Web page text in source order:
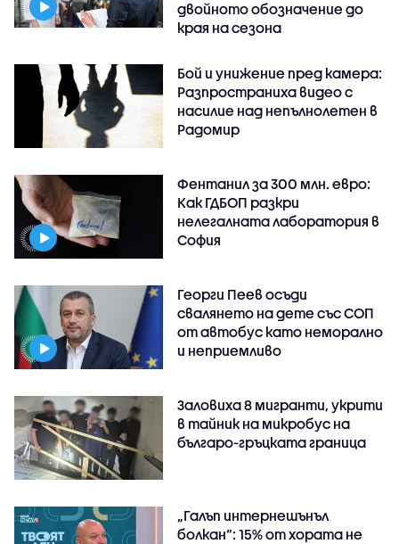
двойното обозначение до
края на сезона
Бой и унижение пред камера:
Разпространиха видео с
насилие над непълнолетен в
Радомир
Фентанил за 300 млн. евро:
Как ГДБОП разкри
нелегалната лаборатория в
София
Георги Пеев осъди
свалянето на дете със СОП
от автобус като неморално
и неприемливо
Заловиха 8 мигранти, укрити
в тайник на микробус на
българо-гръцката граница
„Галъп интернешънъл
болкан“: 15% от хората не